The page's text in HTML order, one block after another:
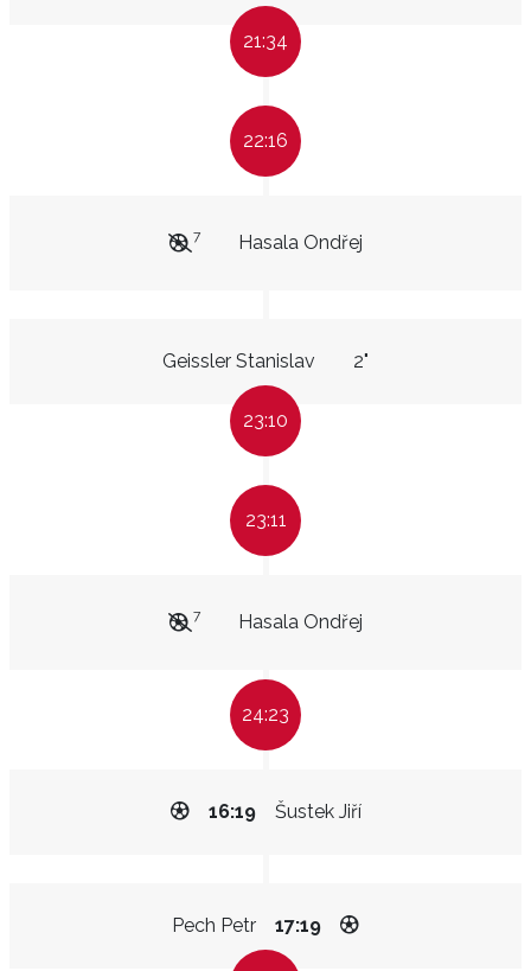
21:34
22:16
Hasala Ondřej
7
Geissler Stanislav 2"
23:10
23:11
Hasala Ondřej
7
24:23
Šustek Jiří
16:19
Pech Petr 17:19